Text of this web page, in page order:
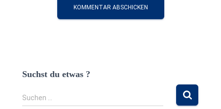
Suchst du etwas ?
S
u
Suchen …